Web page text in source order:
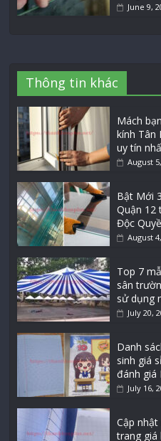
June 9,
Thông tin khác
Mách
kính Tân
uy tín
August
Bật Mới
Quận 12
Độc
August
Top 7
sân
sử dụng
July 20,
Danh
sinh giá
đánh giá
July 16,
Cập
trang giá